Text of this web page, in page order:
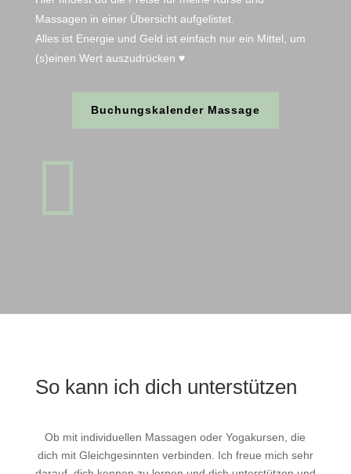
Massagen in einer Übersicht aufgelistet.
Alles ist Energie und Geld ist einfach nur ein Mittel, um
(s)einen Wert auszudrücken ♥
Buchungskalender Massage

So kann ich dich unterstützen
Ob mit individuellen Massagen oder Yogakursen, die
dich mit Gleichgesinnten verbinden. Ich freue mich sehr